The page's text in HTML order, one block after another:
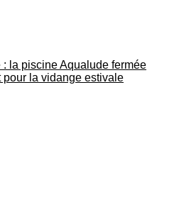
: la piscine Aqualude fermée
pour la vidange estivale